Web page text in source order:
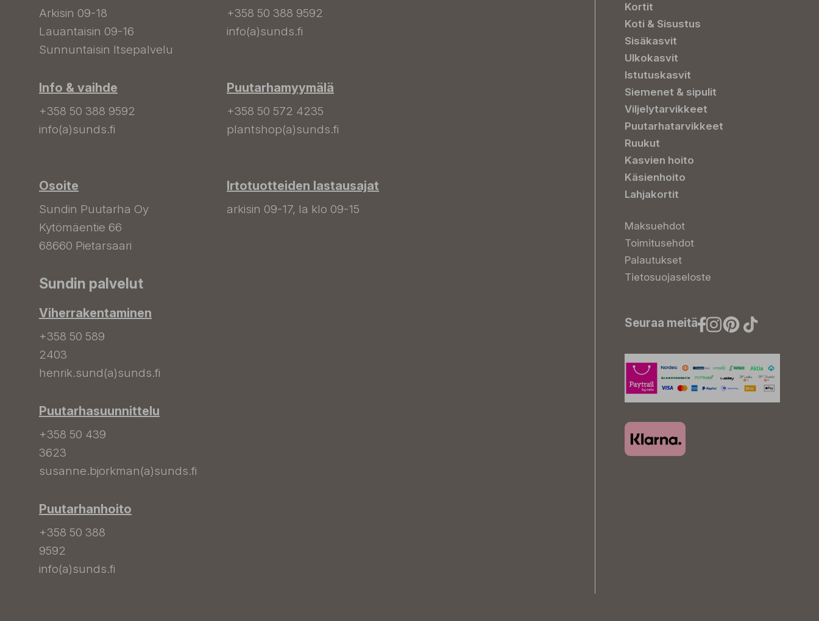
Arkisin 09-18
Lauantaisin 09-16
Sunnuntaisin Itsepalvelu
Info & vaihde
+358 50 388 9592
info(a)sunds.fi
Osoite
Sundin Puutarha Oy
Kytömäentie 66
68660 Pietarsaari
+358 50 388 9592
info(a)sunds.fi
Puutarhamyymälä
+358 50 572 4235
plantshop(a)sunds.fi
Irtotuotteiden lastausajat
arkisin 09-17, la klo 09-15
Sundin palvelut
Viherrakentaminen
+358 50 589
2403
henrik.sund(a)sunds.fi
Puutarhasuunnittelu
+358 50 439
3623
susanne.bjorkman(a)sunds.fi
Puutarhanhoito
+358 50 388
9592
info(a)sunds.fi
Kortit
Koti & Sisustus
Sisäkasvit
Ulkokasvit
Istutuskasvit
Siemenet & sipulit
Viljelytarvikkeet
Puutarhatarvikkeet
Ruukut
Kasvien hoito
Käsienhoito
Lahjakortit
Maksuehdot
Toimitusehdot
Palautukset
Tietosuojaseloste
Seuraa meitä